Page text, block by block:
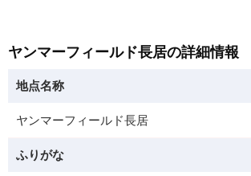
ヤンマーフィールド長居の詳細情報
地点名称
ヤンマーフィールド長居
ふりがな